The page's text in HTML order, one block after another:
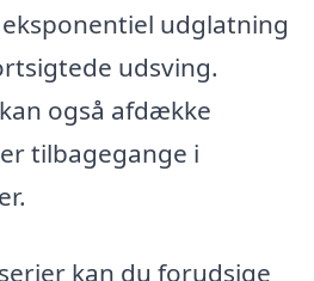
udglatning
udsving.
også afdække
tilbagegange i
kan du forudsige